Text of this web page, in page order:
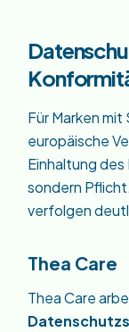
Für Marken
europäische
Einhaltung
sondern
verfolgen
Thea Care
Thea Care